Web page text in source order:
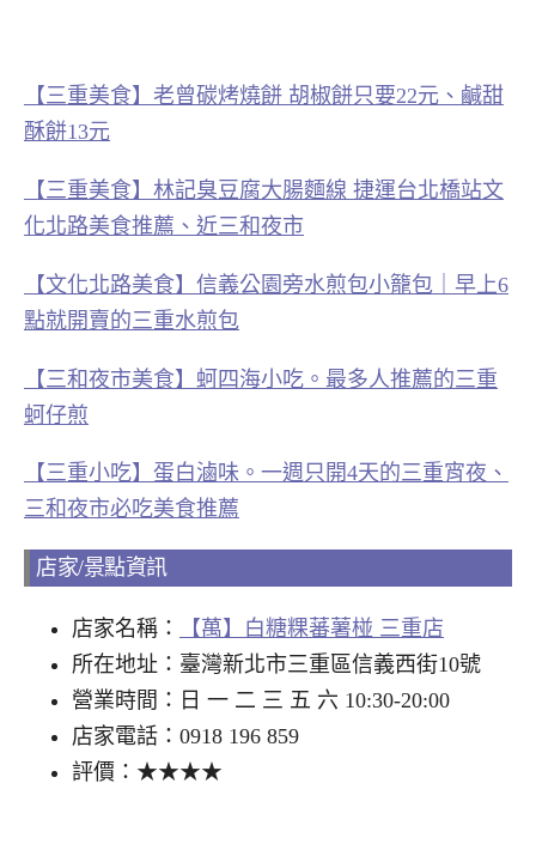
【三重美食】老曾碳烤燒餅 胡椒餅只要22元、鹹甜
酥餅13元
【三重美食】林記臭豆腐大腸麵線 捷運台北橋站文
化北路美食推薦、近三和夜市
【文化北路美食】信義公園旁水煎包小籠包｜早上6
點就開賣的三重水煎包
【三和夜市美食】蚵四海小吃。最多人推薦的三重
蚵仔煎
【三重小吃】蛋白滷味。一週只開4天的三重宵夜、
三和夜市必吃美食推薦
店家/景點資訊
店家名稱：
【萬】白糖粿蕃薯椪 三重店
所在地址：臺灣新北市三重區信義西街10號
營業時間：日 一 二 三 五 六 10:30-20:00
店家電話：0918 196 859
評價：★★★★